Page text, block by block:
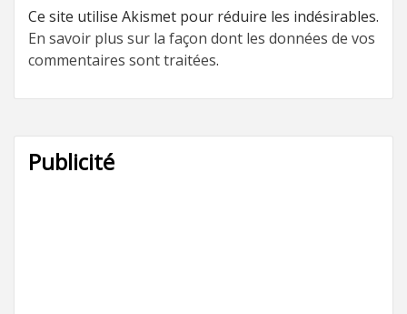
Ce site utilise Akismet pour réduire les indésirables.
En savoir plus sur la façon dont les données de vos
commentaires sont traitées.
Publicité